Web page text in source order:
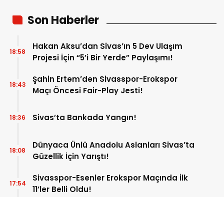
Son Haberler
Hakan Aksu’dan Sivas’ın 5 Dev Ulaşım
Projesi İçin “5’i Bir Yerde” Paylaşımı!
18:58
Şahin Ertem’den Sivasspor-Erokspor
Maçı Öncesi Fair-Play Jesti!
18:43
Sivas’ta Bankada Yangın!
18:36
Dünyaca Ünlü Anadolu Aslanları Sivas’ta
Güzellik İçin Yarıştı!
18:08
Sivasspor-Esenler Erokspor Maçında İlk
11’ler Belli Oldu!
17:54